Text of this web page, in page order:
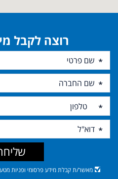
רוצה לקבל
מאשר/ת קבלת מידע פרסומי ופניות